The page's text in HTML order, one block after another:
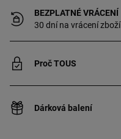
BEZPLATNÉ VRÁCENÍ
30 dní na vrácení zboží
Proč TOUS
Dárková balení